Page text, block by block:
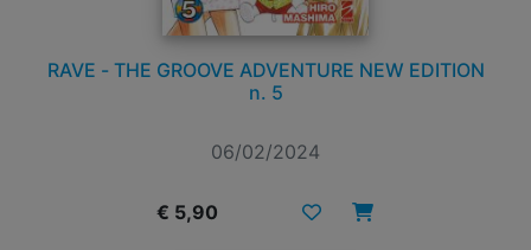
RAVE - THE GROOVE ADVENTURE NEW EDITION
n. 5
06/02/2024
€ 5,90